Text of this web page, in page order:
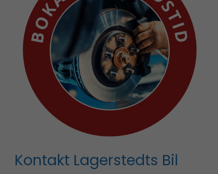
Kontakt Lagerstedts Bil